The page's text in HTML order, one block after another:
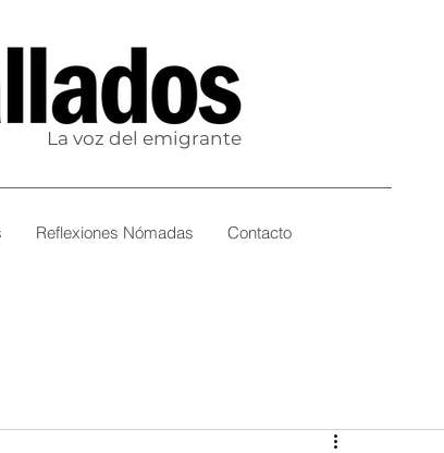
La voz del emigrante
Reflexiones Nómadas Contacto